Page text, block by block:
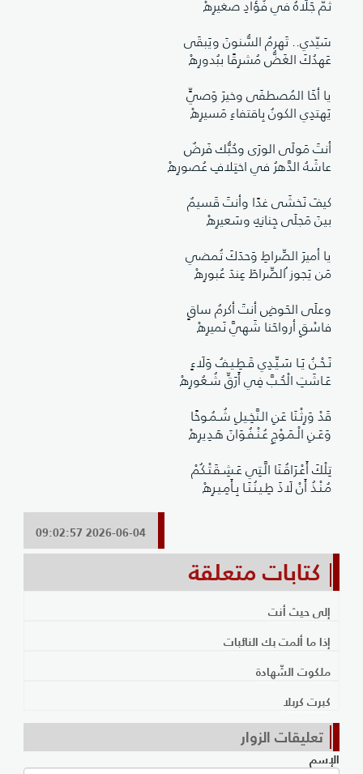
ثمّ جَلّاهُ في فُؤادِ صغيرِهْ
سَيّدي.. تَهرمُ السُّنونَ ويَبقَى
عَهدُكَ الغَضُّ مُشرِقًا ببُدورِهْ
يا أخَا المُصطفَى وخيرَ وَصيٍّ
يَهتدِي الكونُ بِاقتفاءِ مَسيرِهْ
أنتَ مَولَى الورَى وحُبُّك فَرضٌ
عاشَهُ الدَّهرُ في اختِلافِ عُصورِهْ
كيفَ نَخشَى غدًا وأنتَ قَسيمٌ
بينَ مَجلَى جِنانِهِ وسَعيرِهْ
يا أميرَ الصِّراطِ وَحدَكَ تُمضي
مَن يَجوز ُالصِّراطَ عِندَ عُبورِهْ
وعلَى الحَوضِ أنتَ أكرمُ ساقٍ
فاسْقِ أرواحَنا شَهيَّ نَميرِهْ
نَـحْـنُ يَـا سَـيِّـدِي قَـطِـيـفُ وَلَاءٍ
عَـاشَتِ الْحُـبَّ فِي أَرَقِّ شُـعُورِهْ
قَدْ وَرِثْـنَا عَنِ الـنَّخِـيلِ شُـمُـوخًا
وَعَـنِ الْـمَـوْجِ عُـنْـفُـوَانَ هَـدِيرِهْ
تِلْكَ أَعْـرَاقُـنَا الَّـتِي عَـشِـقَـتْـكُمْ
مُـنْـذُ أَنْ لَاذَ طِـيـنُـنَـا بِـأَمِـيـرِهْ
2026-06-04 09:02:57
كتابات متعلقة
إلى حيث أنت
إذا ما ألمت بك النائبات
ملكوت الشّهادة
كبرت كربلا
تعليقات الزوار
الإسم